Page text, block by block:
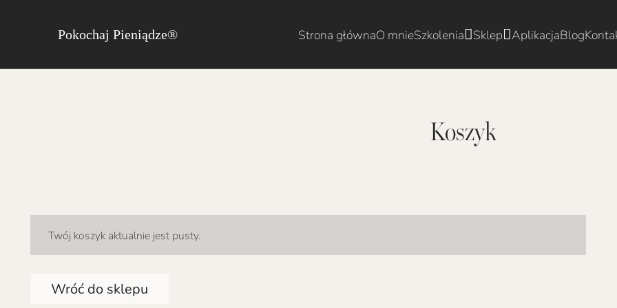
Pokochaj Pieniądze® Strona głównaO mnieSzkolenia Sklep AplikacjaBlog
Koszyk
Twój koszyk aktualnie jest pusty.
Wróć do sklepu